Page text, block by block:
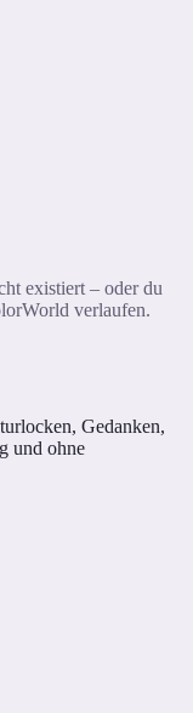
existiert – oder du
verlaufen.
Gedanken,
und ohne